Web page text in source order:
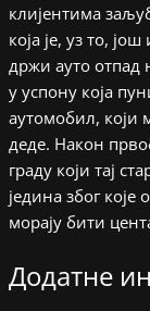
клијентима
која је, уз то,
држи ауто отпад
у успону која
аутомобил, који
деде. Након
граду који тај
једина због
морају бити
Додатне